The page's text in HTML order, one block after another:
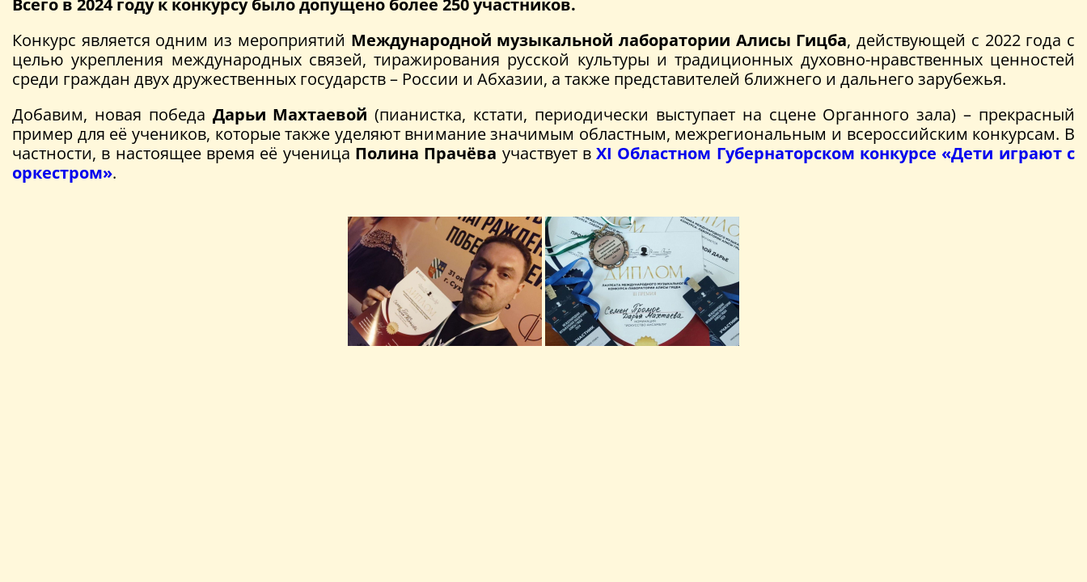
Всего в 2024 году к конкурсу было допущено более 250 участников.
Конкурс является одним из мероприятий Международной музыкальной лаборатории Алисы Гицба, действующей с 2022 года с
целью укрепления международных связей, тиражирования русской культуры и традиционных духовно-нравственных ценностей
среди граждан двух дружественных государств – России и Абхазии, а также представителей ближнего и дальнего зарубежья.
Добавим, новая победа Дарьи Махтаевой (пианистка, кстати, периодически выступает на сцене Органного зала) – прекрасный
пример для её учеников, которые также уделяют внимание значимым областным, межрегиональным и всероссийским конкурсам. В
частности, в настоящее время её ученица Полина Прачёва участвует вXI Областном Губернаторском конкурсе «Дети играют с
оркестром».